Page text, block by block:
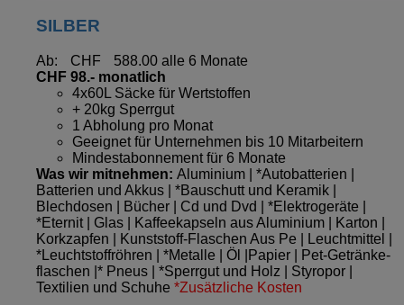
SILBER
Ab: CHF 588.00 alle 6 Monate
CHF 98.- monatlich
4x60L Säcke für Wertstoffen
+ 20kg Sperrgut
1 Abholung pro Monat
Geeignet für Unternehmen bis 10 Mitarbeitern
Mindestabonnement für 6 Monate
Was wir mitnehmen: Aluminium | *Autobatterien |
Batterien und Akkus | *Bauschutt und Keramik |
Blechdosen | Bücher | Cd und Dvd | *Elektrogeräte |
*Eternit | Glas | Kaffeekapseln aus Aluminium | Karton |
Korkzapfen | Kunststoff-Flaschen Aus Pe | Leuchtmittel |
*Leuchtstoffröhren | *Metalle | Öl |Papier | Pet-Getränke­
flaschen |* Pneus | *Sperrgut und Holz | Styropor |
Textilien und Schuhe *Zusätzliche Kosten